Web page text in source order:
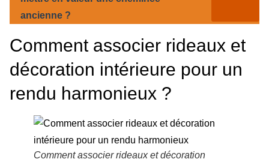
ancienne ?
Comment associer rideaux et
décoration intérieure pour un
rendu harmonieux ?
Comment associer rideaux et décoration